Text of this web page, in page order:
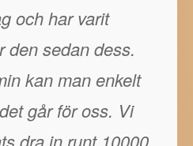
och har varit
den sedan dess.
kan man enkelt
går för oss. Vi
dra in runt 10000